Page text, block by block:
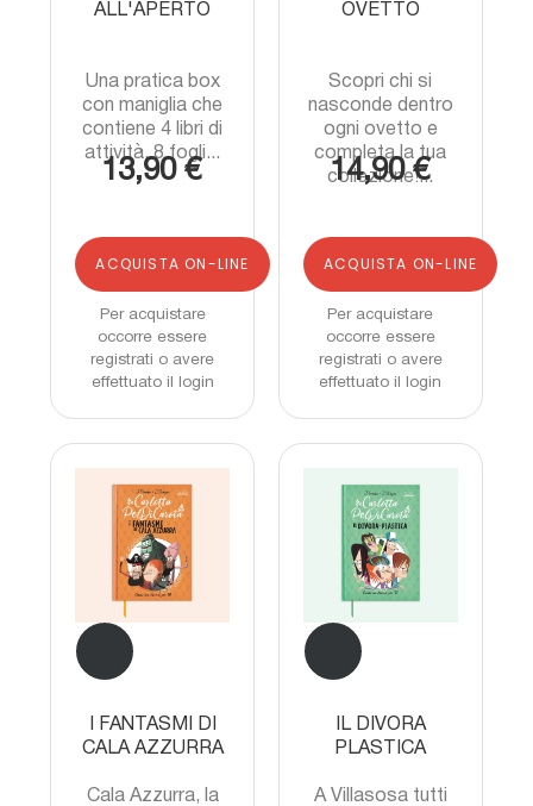
ALL'APERTO
Una pratica box
con maniglia che
contiene 4 libri di
attività, 8 fogli...
13,90 €
ACQUISTA ON-LINE
Per acquistare
occorre essere
registrati o avere
effettuato il login
OVETTO
Scopri chi si
nasconde dentro
ogni ovetto e
completa la tua
collezione!...
14,90 €
ACQUISTA ON-LINE
Per acquistare
occorre essere
registrati o avere
effettuato il login
I FANTASMI DI
CALA AZZURRA
Cala Azzurra, la
IL DIVORA
PLASTICA
A Villasosa tutti